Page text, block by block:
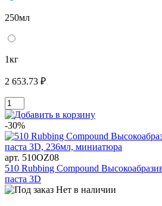
250мл
1кг
2 653.73 ₽
-30%
арт. 510OZ08
510 Rubbing Compound
паста 3D
Нет в наличии